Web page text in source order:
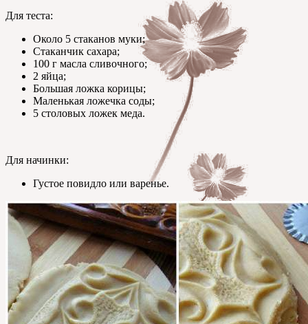
Для теста:
Около 5 стаканов муки;
Стаканчик сахара;
100 г масла сливочного;
2 яйца;
Большая ложка корицы;
Маленькая ложечка соды;
5 столовых ложек меда.
Для начинки:
Густое повидло или варенье.